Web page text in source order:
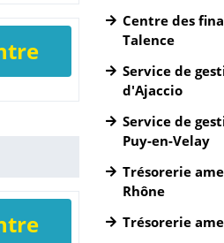
Centre des
Talence
Service de
d'Ajaccio
Service de
Puy-en-Velay
Trésorerie
Rhône
Trésorerie